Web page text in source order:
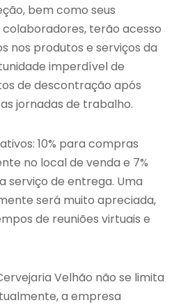
bem como seus
colaboradores, terão acesso
nos produtos e serviços da
imperdível de
de descontração após
jornadas de trabalho.
10% para compras
no local de venda e 7%
serviço de entrega. Uma
será muito apreciada,
de reuniões virtuais e
Velhão não se limita
a empresa